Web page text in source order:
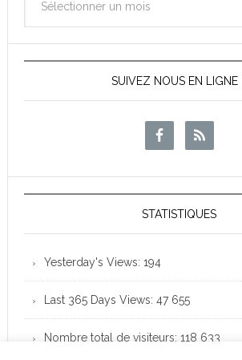
des
News
SUIVEZ NOUS EN LIGNE …
STATISTIQUES
Yesterday's Views: 194
Last 365 Days Views: 47 655
Nombre total de visiteurs: 118 633